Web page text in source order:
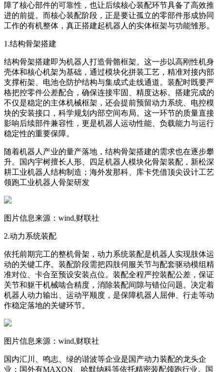
障了核心部件的可靠性，也让后续核心装配环节具备了高效推
进的前提。而核心装配阶段，正是要让孤立的零部件形成协同
工作的有机整体，真正搭建起机器人的实体框架与功能雏形。
1.结构骨架搭建
结构骨架搭建即为机器人打造骨骼框架。这一步以高刚性机身
壳体和核心机架为基础，通过模块化拼装工艺，精准对接内部
支撑桁架、电池仓防护结构与集成式走线通道。装配时既要严
格把控零件公差配合，确保连接牢固、精度达标。搭建完成的
不仅是稳定的主体机械框架，还会提前预留动力系统、电控模
块的安装接口，科学规划内部空间布局。这一环节的质量直接
影响后续部件兼容性，更是机器人运动性能、负载能力与运行
稳定性的重要保障。
随着机器人产业的量产落地，结构骨架搭建的需求也在逐步攀
升。国内宇树擅长人形、四足机器人模块化骨架装配，新松深
耕工业机器人结构制造；海外发那科、库卡凭借顶尖设计工艺
领跑工业机器人骨架研发
图片信息来源：wind,财联社
2.动力系统装配
依托前期完工的整机骨架，动力系统装配是机器人实现肢体运
动的关键工序。装配阶段需把四肢伺服关节与配套驱动模组精
准对位、卡合至预设安装点位。装配全程严控装配公差，保证
关节和躯干机械啮合精度，消除装配间隙与错位问题。决定着
机器人动力输出、运动平顺度，是保障机器人屈伸、行走等动
作稳定落地的关键环节。
图片信息来源：wind,财联社
国内汇川、鸣志、绿的谐波等企业是国产动力装配的龙头企
业；国外有MAXON、哈默纳科等依托精密装配领跑行业。国